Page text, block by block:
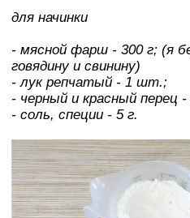
для начинки
- мясной фарш - 300 г; (я
говядину и свинину)
- лук репчатый - 1 шт.;
- черный и красный перец -
- соль, специи - 5 г.